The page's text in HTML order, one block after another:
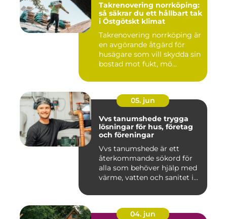
Takrenovering norrköping:
så säkrar du ett hållbart tak
i Östgötskt klimat
Takrenovering norrköping är
en avgörande åtgärd för
husägare som vill skydda sin
bostad mot fukt, mö...
05. jun
Vvs tanumshede trygga
lösningar för hus, företag
och föreningar
Vvs tanumshede är ett
återkommande sökord för
alla som behöver hjälp med
värme, vatten och sanitet i...
04. jun